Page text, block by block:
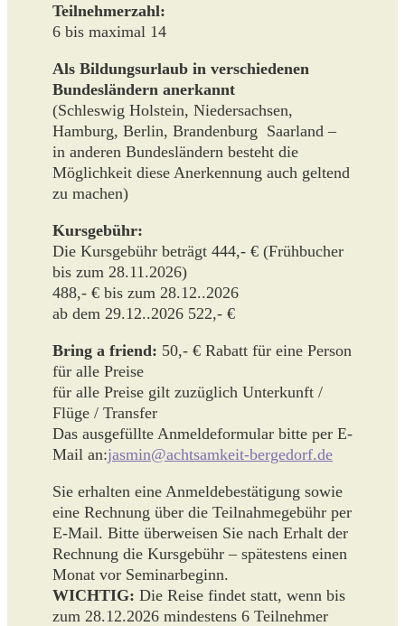
Teilnehmerzahl:
6 bis maximal 14
Als Bildungsurlaub in verschiedenen
Bundesländern anerkannt
(Schleswig Holstein, Niedersachsen,
Hamburg, Berlin, Brandenburg Saarland –
in anderen Bundesländern besteht die
Möglichkeit diese Anerkennung auch geltend
zu machen)
Kursgebühr:
Die Kursgebühr beträgt 444,- € (Frühbucher
bis zum 28.11.2026)
488,- € bis zum 28.12..2026
ab dem 29.12..2026 522,- €
Bring a friend: 50,- € Rabatt für eine Person
für alle Preise
für alle Preise gilt zuzüglich Unterkunft /
Flüge / Transfer
Das ausgefüllte Anmeldeformular bitte per E-
Mail an:jasmin@achtsamkeit-bergedorf.de
Sie erhalten eine Anmeldebestätigung sowie
eine Rechnung über die Teilnahmegebühr per
E-Mail. Bitte überweisen Sie nach Erhalt der
Rechnung die Kursgebühr – spätestens einen
Monat vor Seminarbeginn.
WICHTIG: Die Reise findet statt, wenn bis
zum 28.12.2026 mindestens 6 Teilnehmer